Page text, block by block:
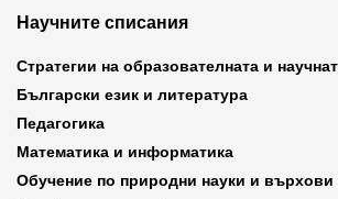
Научните списания
Стратегии на образователната и
Български език и литература
Педагогика
Математика и информатика
Обучение по природни науки и върхови